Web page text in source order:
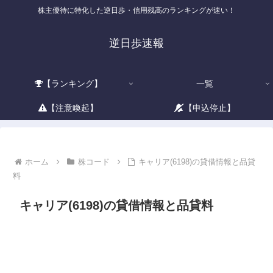
株主優待に特化した逆日歩・信用残高のランキングが速い！
逆日歩速報
【ランキング】 一覧
【注意喚起】 【申込停止】
ホーム 株コード
キャリア(6198)の貸借情報と品貸
料
キャリア(6198)の貸借情報と品貸料